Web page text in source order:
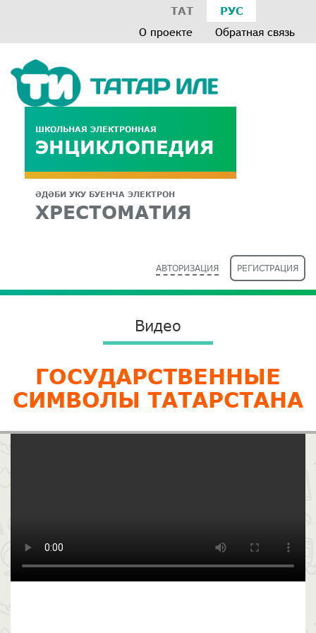
ТАТ РУС
О проекте Обратная связь
ШКОЛЬНАЯ ЭЛЕКТРОННАЯ
ЭНЦИКЛОПЕДИЯ
ӘДӘБИ УКУ БУЕНЧА ЭЛЕКТРОН
ХРЕСТОМАТИЯ
АВТОРИЗАЦИЯ РЕГИСТРАЦИЯ
Видео
ГОСУДАРСТВЕННЫЕ
СИМВОЛЫ ТАТАРСТАНА